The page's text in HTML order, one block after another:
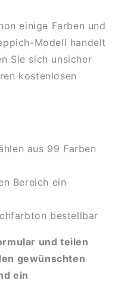
einige Farben und
Modell handelt
Sie sich unsicher
kostenlosen
aus 99 Farben
Bereich ein
bestellbar
und teilen
gewünschten
ein